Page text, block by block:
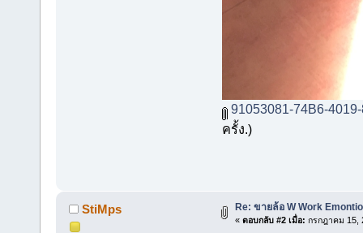
91053081-74B6-
ครั้ง.)
StiMps Re: ขายล้อ W Work
« ตอบกลับ #2 เมื่อ: กรกฎาคม 15,